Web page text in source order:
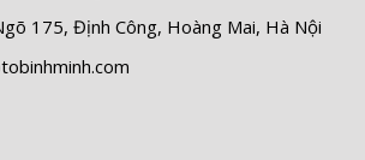
175, Định Công, Hoàng Mai, Hà Nội